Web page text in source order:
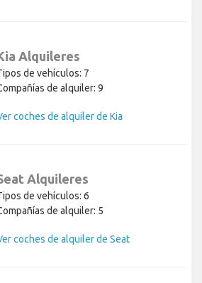
Alquileres
de vehículos: 7
de alquiler: 9
coches de alquiler de Kia
Alquileres
de vehículos: 6
de alquiler: 5
coches de alquiler de Seat